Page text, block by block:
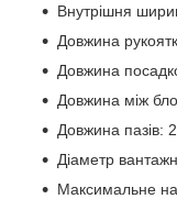
Внутрішня
Довжина
Довжина
Довжина між
Довжина пазів:
Діаметр
Максимальне